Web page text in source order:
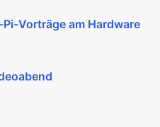
Vorträge am Hardware